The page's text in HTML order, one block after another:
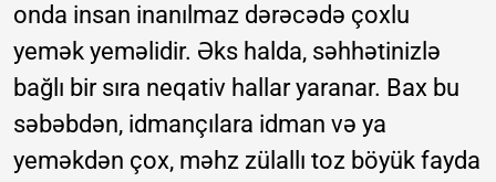
onda insan inanılmaz dərəcədə çoxlu
yemək yeməlidir. Əks halda, səhhətinizlə
bağlı bir sıra neqativ hallar yaranar. Bax bu
səbəbdən, idmançılara idman və ya
yeməkdən çox, məhz zülallı toz böyük fayda